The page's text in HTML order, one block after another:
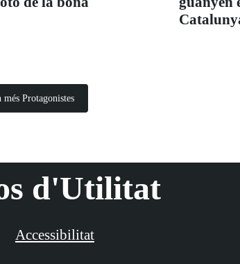
més Protagonistes
d'Utilitat
Accessibilitat